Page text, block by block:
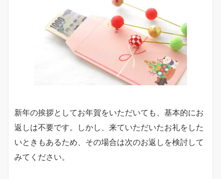
新年の挨拶としてお年賀をいただいても、基本的にお
返しは不要です。しかし、来ていただいたお礼をした
いときもあるため、その場合は次のお返しを検討して
みてください。